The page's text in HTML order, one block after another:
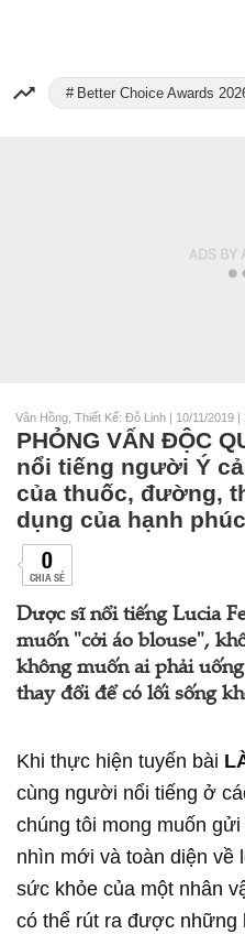
Better Choice Awards
Vân Hồng, Thiết Kế: Đỗ Linh | 10/11/2019 |
PHỎNG VẤN ĐỘC
nổi tiếng người Ý
của thuốc, đường,
dụng của hạnh phúc
0
CHIA SẺ
Dược sĩ nổi tiếng Lucia
muốn "cởi áo blouse",
không muốn ai phải
thay đổi để có lối sống
Khi thực hiện tuyến bài
cùng người nổi tiếng ở
chúng tôi mong muốn
nhìn mới và toàn diện về
sức khỏe của một nhân
có thể rút ra được những